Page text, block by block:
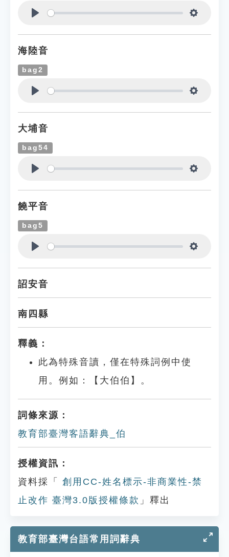
海陸音
bag2
大埔音
bag54
饒平音
bag5
詔安音
南四縣
釋義：
此為特殊音讀，僅在特殊詞例中使
用。例如：【大伯伯】。
詞條來源：
教育部臺灣客語辭典_伯
授權資訊：
資料採「
創用CC-姓名標示-非商業性-禁
止改作 臺灣3.0版授權條款 」釋出
教育部臺灣台語常用詞辭典